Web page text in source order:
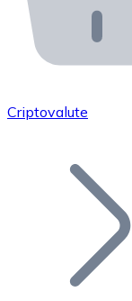
API Bitnovo
Integra la
Unisciti alla
Aggiungi il
Criptovalute